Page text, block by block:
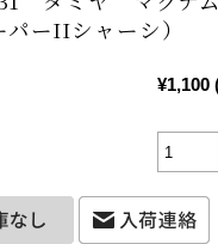
パーIIシャーシ）
¥1,100